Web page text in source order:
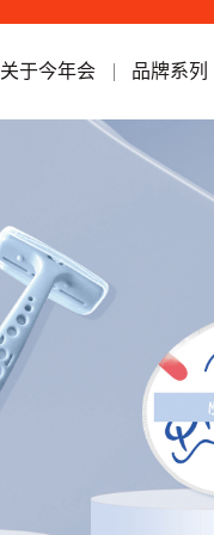
关于今年会 品牌系列